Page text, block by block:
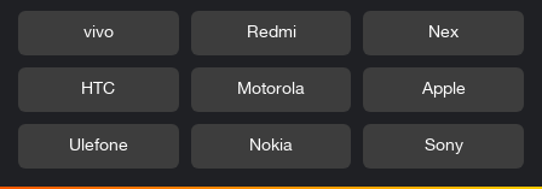
Nex
Redmi
vivo
Apple
Motorola
HTC
Sony
Nokia
Ulefone